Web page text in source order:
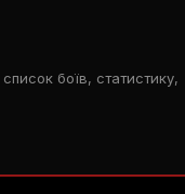
боїв, статистику,